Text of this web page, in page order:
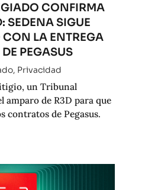
CONFIRMA
SEDENA SIGUE
LA ENTREGA
PEGASUS
, Privacidad
un Tribunal
amparo de R3D para que
contratos de Pegasus.